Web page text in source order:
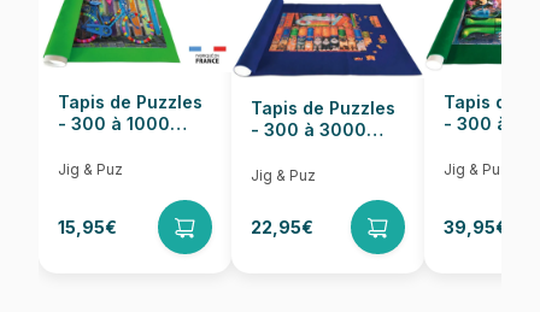
Dimensions 48 x 67 cm
Tapis de Puzzles
- 300 à 1000
Jig & Puz
15,95€
Tapis de Puzzles
- 300 à 3000
Jig & Puz
22,95€
Tapis de
- 300 à
Jig & Puz
39,95€